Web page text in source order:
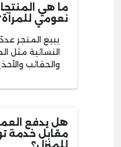
ما هي
نعومي
يبيع المتجر
النسائية مثل
والحقائب
هل يدفع
مقابل خدمة